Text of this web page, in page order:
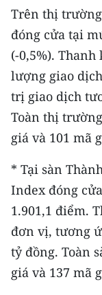
Trên thị trường
đóng cửa tại
(-0,5%).
lượng giao
trị giao dịch
Toàn thị
giá và 101 mã
* Tại sàn
Index đóng
1.901,1 điểm.
đơn vị, tương
tỷ đồng. Toàn
giá và 137 mã